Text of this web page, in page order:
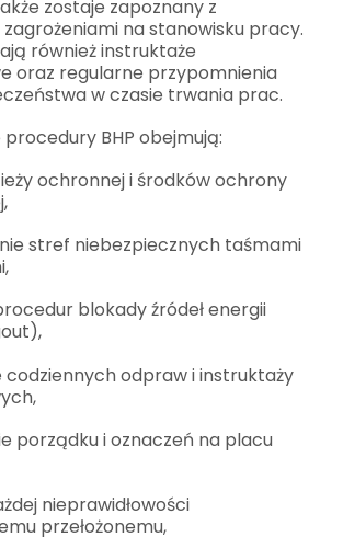
zostaje zapoznany z
na stanowisku pracy.
również instruktaże
oraz regularne przypomnienia
w czasie trwania prac.
BHP obejmują:
ochronnej i środków ochrony
stref niebezpiecznych taśmami
blokady źródeł energii
codziennych odpraw i instruktaży
porządku i oznaczeń na placu
nieprawidłowości
przełożonemu,